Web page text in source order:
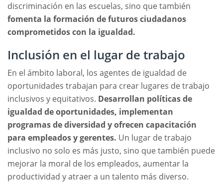
discriminación en las escuelas, sino que también
fomenta la formación de futuros ciudadanos
comprometidos con la igualdad.
Inclusión en el lugar de trabajo
En el ámbito laboral, los agentes de igualdad de
oportunidades trabajan para crear lugares de trabajo
inclusivos y equitativos. Desarrollan políticas de
igualdad de oportunidades, implementan
programas de diversidad y ofrecen capacitación
para empleados y gerentes. Un lugar de trabajo
inclusivo no solo es más justo, sino que también puede
mejorar la moral de los empleados, aumentar la
productividad y atraer a un talento más diverso.